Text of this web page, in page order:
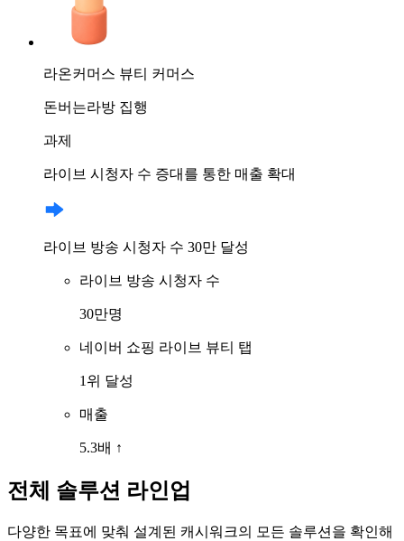
라온커머스 뷰티 커머스
돈버는라방 집행
과제
라이브 시청자 수 증대를 통한 매출 확대
라이브 방송 시청자 수 30만 달성
라이브 방송 시청자 수
30만명
네이버 쇼핑 라이브 뷰티 탭
1위 달성
매출
5.3배 ↑
전체 솔루션 라인업
다양한 목표에 맞춰 설계된 캐시워크의 모든 솔루션을 확인해